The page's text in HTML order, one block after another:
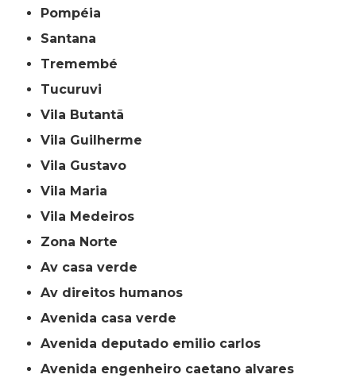
Pompéia
Santana
Tremembé
Tucuruvi
Vila Butantã
Vila Guilherme
Vila Gustavo
Vila Maria
Vila Medeiros
Zona Norte
av casa verde
av direitos humanos
avenida casa verde
avenida deputado emilio carlos
avenida engenheiro caetano alvares